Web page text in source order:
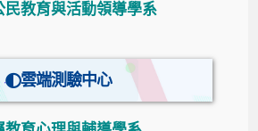
民教育與活動領導學系
雲端測驗中心